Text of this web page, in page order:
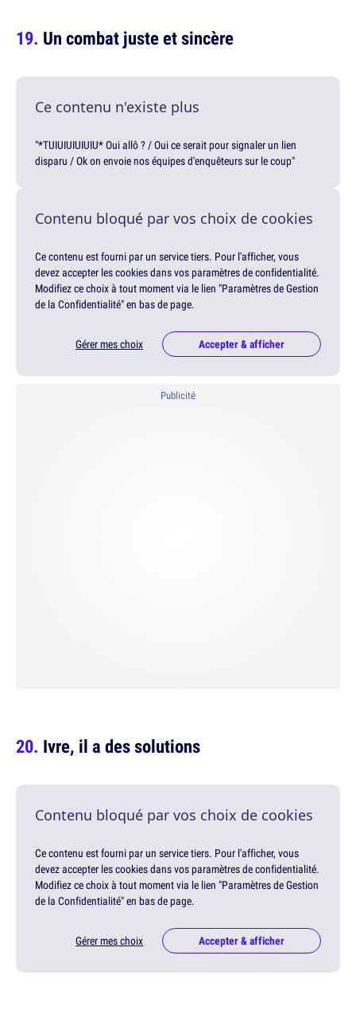
Un combat juste et sincère
Ce contenu n'existe plus
"*TUIUIUIUIUIU* Oui allô ? / Oui ce serait pour signaler un lien
disparu / Ok on envoie nos équipes d'enquêteurs sur le coup"
Contenu bloqué par vos choix de cookies
Ce contenu est fourni par un service tiers. Pour l'afficher, vous
devez accepter les cookies dans vos paramètres de confidentialité.
Modifiez ce choix à tout moment via le lien "Paramètres de Gestion
de la Confidentialité" en bas de page.
Gérer mes choix Accepter & afficher
Publicité
Ivre, il a des solutions
Contenu bloqué par vos choix de cookies
Ce contenu est fourni par un service tiers. Pour l'afficher, vous
devez accepter les cookies dans vos paramètres de confidentialité.
Modifiez ce choix à tout moment via le lien "Paramètres de Gestion
de la Confidentialité" en bas de page.
Gérer mes choix Accepter & afficher